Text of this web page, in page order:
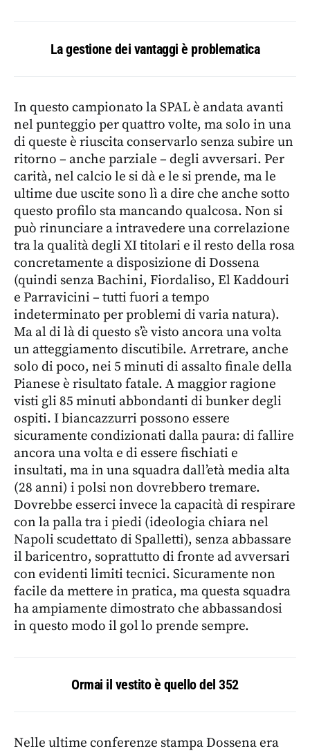
La gestione dei vantaggi è problematica
In questo campionato la SPAL è andata avanti
nel punteggio per quattro volte, ma solo in una
di queste è riuscita conservarlo senza subire un
ritorno – anche parziale – degli avversari. Per
carità, nel calcio le si dà e le si prende, ma le
ultime due uscite sono lì a dire che anche sotto
questo profilo sta mancando qualcosa. Non si
può rinunciare a intravedere una correlazione
tra la qualità degli XI titolari e il resto della rosa
concretamente a disposizione di Dossena
(quindi senza Bachini, Fiordaliso, El Kaddouri
e Parravicini – tutti fuori a tempo
indeterminato per problemi di varia natura).
Ma al di là di questo s’è visto ancora una volta
un atteggiamento discutibile. Arretrare, anche
solo di poco, nei 5 minuti di assalto finale della
Pianese è risultato fatale. A maggior ragione
visti gli 85 minuti abbondanti di bunker degli
ospiti. I biancazzurri possono essere
sicuramente condizionati dalla paura: di fallire
ancora una volta e di essere fischiati e
insultati, ma in una squadra dall’età media alta
(28 anni) i polsi non dovrebbero tremare.
Dovrebbe esserci invece la capacità di respirare
con la palla tra i piedi (ideologia chiara nel
Napoli scudettato di Spalletti), senza abbassare
il baricentro, soprattutto di fronte ad avversari
con evidenti limiti tecnici. Sicuramente non
facile da mettere in pratica, ma questa squadra
ha ampiamente dimostrato che abbassandosi
in questo modo il gol lo prende sempre.
Ormai il vestito è quello del 352
Nelle ultime conferenze stampa Dossena era